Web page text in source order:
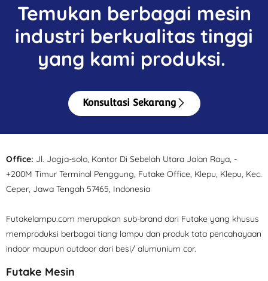
Temukan berbagai mesin
industri berkualitas tinggi
yang kami produksi.
Konsultasi Sekarang
Office: Jl. Jogja-solo, Kantor Di Sebelah Utara Jalan Raya, -
+200M Timur Terminal Penggung, Futake Office, Klepu, Klepu, Kec.
Ceper, Jawa Tengah 57465, Indonesia
Futakelampu.com merupakan sub-brand dari Futake yang khusus
memproduksi berbagai tiang lampu dan produk tata pencahayaan
indoor maupun outdoor dari besi/ alumunium cor.
Futake Mesin